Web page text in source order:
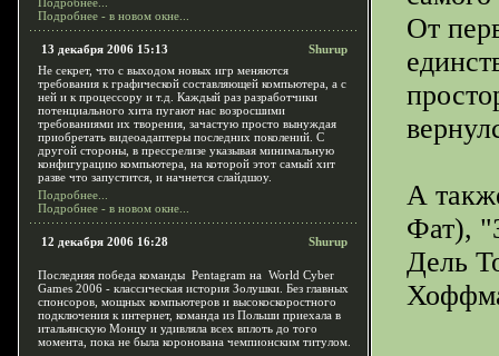
Подробнее - в новом окне...
13 декабря 2006 15:13
Shurup
Не секрет, что с выходом новых игр меняются
требования к графической составляющей компьютера, а с
ней и к процессору и т.д. Каждый раз разработчики
потенциального хита пугают нас возросшими
требованиями их творения, зачастую просто вынуждая
приобретать видеоадаптеры последних поколений. С
другой стороны, в прессрелизе указывая минимальную
конфигурацию компьютера, на которой этот самый хит
разве что запустится, и начнется слайдшоу.
Подробнее...
Подробнее - в новом окне...
12 декабря 2006 16:28 Shurup
Последняя победа команды Pentagram на World Cyber
Games 2006 - классическая история Золушки. Без главных
спонсоров, мощных компьютеров и высокоскоростного
подключения к интернет, команда из Польши приехала в
итальянскую Монцу и удивляла всех вплоть до того
момента, пока не была коронована чемпионским титулом.
От
А
Фат),
Дель